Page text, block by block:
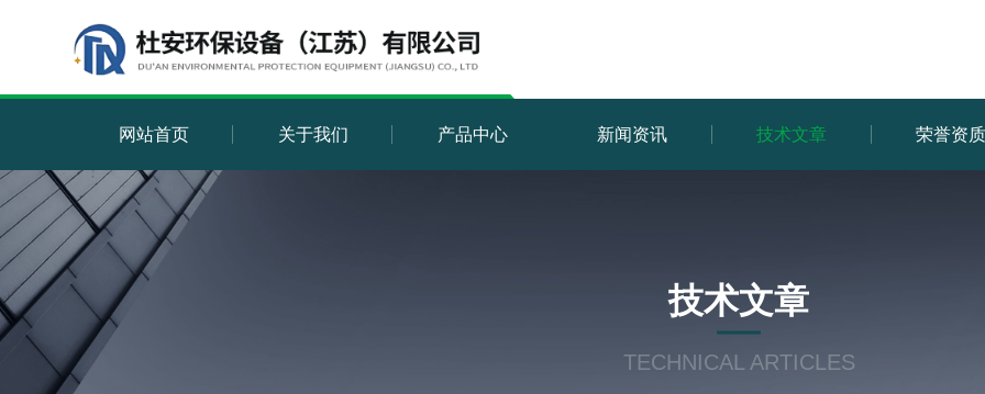
网站首页 关于我们 产品中心 新闻资讯 技术文章 荣誉资
技术文章
TECHNICAL ARTICLES